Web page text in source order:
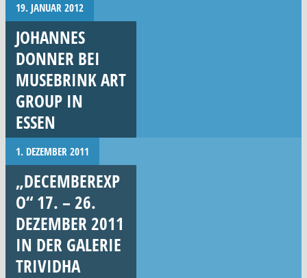
19. JANUAR 2012
JOHANNES
DONNER BEI
MUSEBRINK ART
GROUP IN
ESSEN
1. DEZEMBER 2011
„DECEMBEREXP
O“ 17. – 26.
DEZEMBER 2011
IN DER GALERIE
TRIVIDHA